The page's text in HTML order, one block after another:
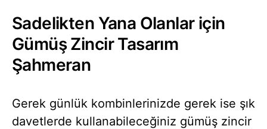
Sadelikten Yana Olanlar için
Gümüş Zincir Tasarım
Şahmeran
Gerek günlük kombinlerinizde gerek ise şık
davetlerde kullanabileceğiniz gümüş zincir